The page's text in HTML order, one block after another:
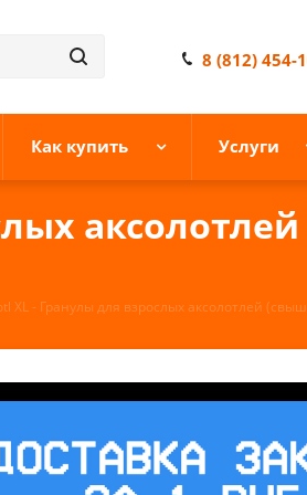
8 (812) 454-
Как купить Услуги
XL - Гранулы для взрослых аксолотлей